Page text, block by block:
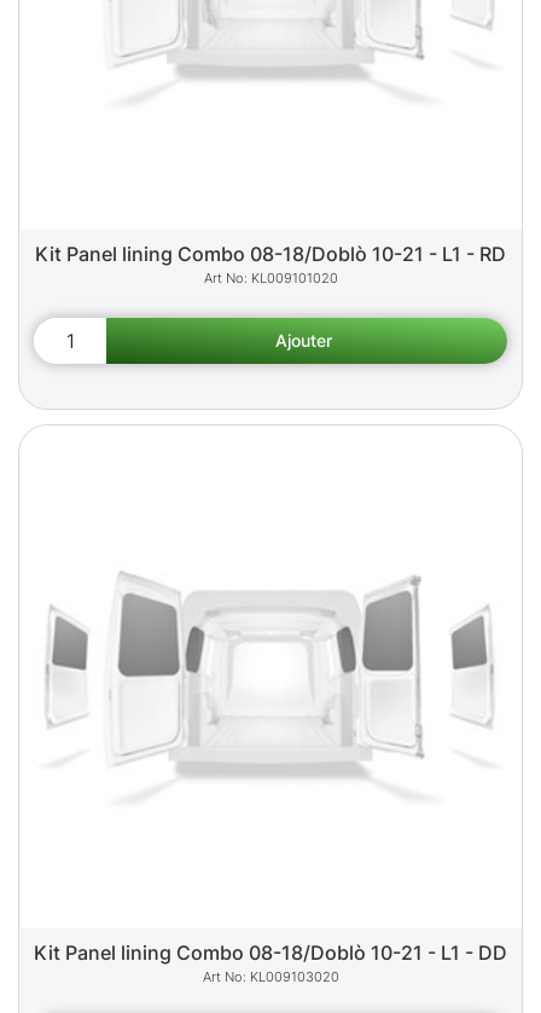
Kit Panel lining Combo 08-18/Doblò 10-21 - L1 - RD
KL009101020
Kit Panel lining Combo 08-18/Doblò 10-21 - L1 - DD
KL009103020